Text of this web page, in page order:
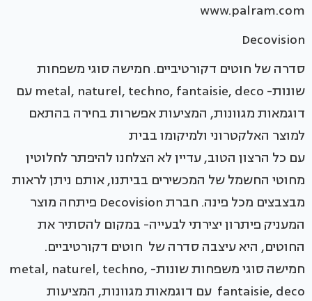
www.palram.com
Decovision
סדרה של חוטים דקורטיביים. חמישה סוגי משפחות
שונות- metal, naturel, techno, fantaisie, deco עם
דוגמאות מגוונות, המציעות אפשרות בחירה בהתאם
למוצר האלקטרוני ולמיקומו בבית
עם כל הרצון הטוב, עדיין לא הצלחנו להיפתר לחלוטין
מחוטי החשמל של המכשירים בביתנו, אותם ניתן לראות
מבצבצים מכל פינה. חברת Decovision פיתחה מוצר
המעניק פיתרון יצירתי לבעייה- במקום להסתיר את
החוטים, היא עיצבה סדרה של חוטים דקורטיביים.
חמישה סוגי משפחות שונות- metal, naturel, techno,
fantaisie, deco עם דוגמאות מגוונות, המציעות